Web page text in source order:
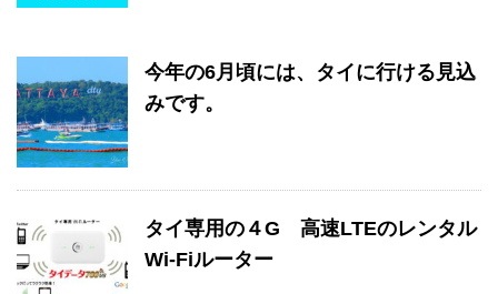
今年の6月頃には、タイに行ける見込
みです。
タイ専用の４G 高速LTEのレンタル
Wi-Fiルーター